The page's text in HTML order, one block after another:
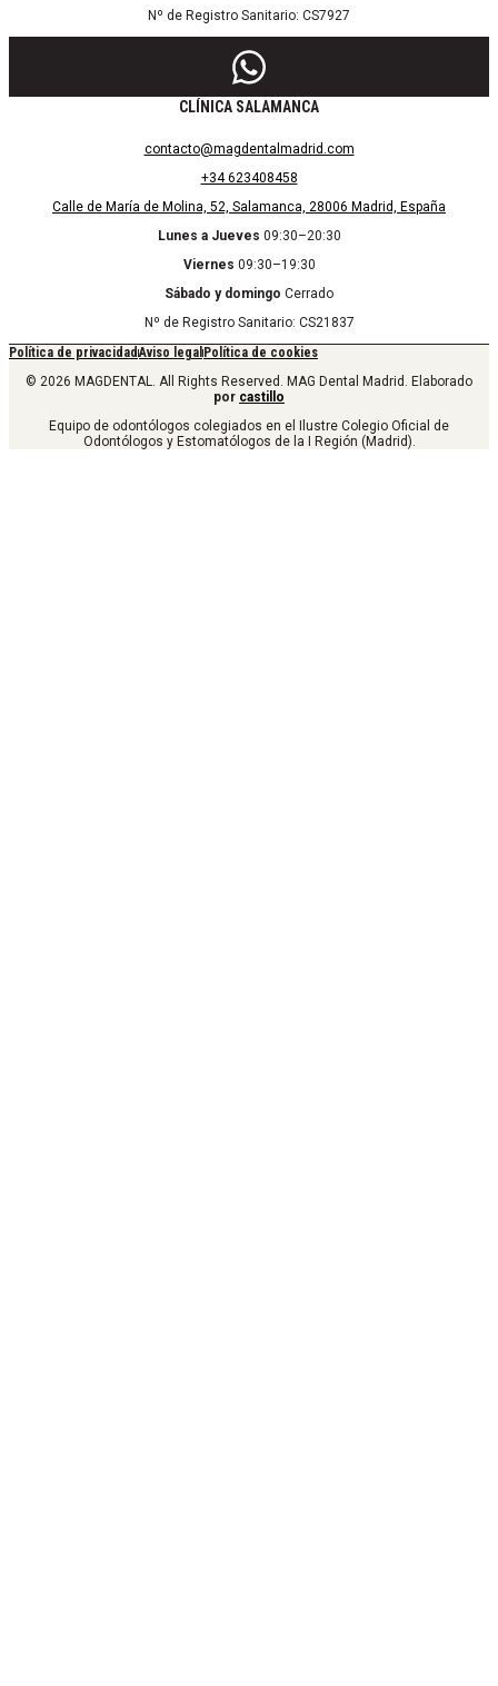
Nº de Registro Sanitario: CS7927
CLÍNICA SALAMANCA
contacto@magdentalmadrid.com
+34 623408458
Calle de María de Molina, 52, Salamanca, 28006 Madrid, España
Lunes a Jueves 09:30–20:30
Viernes 09:30–19:30
Sábado y domingo Cerrado
Nº de Registro Sanitario: CS21837
Política de privacidad Aviso legal Política de cookies
© 2026 MAGDENTAL. All Rights Reserved. MAG Dental Madrid. Elaborado
por castillo
Equipo de odontólogos colegiados en el Ilustre Colegio Oficial de
Odontólogos y Estomatólogos de la I Región (Madrid).